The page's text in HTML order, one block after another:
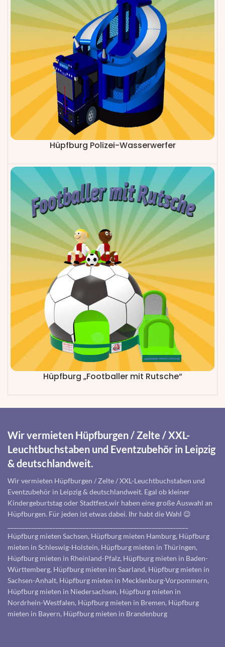
Hüpfburg Polizei-Wasserwerfer
Hüpfburg „Footballer mit Rutsche“
Wir vermieten Hüpfburgen / Zelte / XXL-
Leuchtbuchstaben und Eventzubehör in Leipzig
& deutschlandweit.
Wir vermieten Hüpfburgen / Zelte / XXL-Leuchtbuchstaben und
Eventzubehör in Leipzig & deutschlandweit. Egal ob kleiner
Kindergeburtstag oder Stadtfest,wir haben eine große Auswahl an
Hüpfburgen. Für jeden ist etwas dabei. Ihr habt die Wahl 😉
Hüpfburg mieten Sachsen, Hüpfburg mieten Hamburg, Hüpfburg
mieten in Schleswig-Holstein, Hüpfburg mieten in Thüringen,
Hüpfburg mieten in Rheinland-Pfalz, Hüpfburg mieten in Baden-
Württemberg, Hüpfburg mieten im Saarland, Hüpfburg mieten in
Sachsen-Anhalt, Hüpfburg mieten in Mecklenburg-Vorpommern,
Hüpfburg mieten in Niedersachsen, Hüpfburg mieten in
Nordrhein-Westfalen, Hüpfburg mieten in Bremen, Hüpfburg
mieten in Bayern, Hüpfburg mieten in Brandenburg